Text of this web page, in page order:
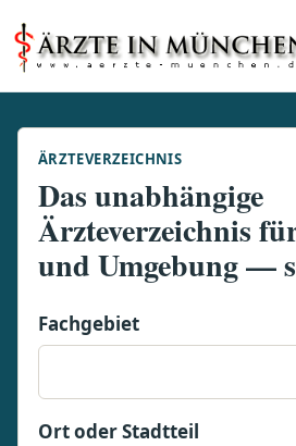
ÄRZTEVERZEICHNIS
Das unabhängige
Ärzteverzeichnis
und Umgebung —
Fachgebiet
Ort oder Stadtteil